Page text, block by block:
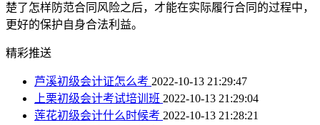
楚了怎样防范合同风险之后，才能在实际履行合同的过程中，
更好的保护自身合法利益。
精彩推送
芦溪初级会计证怎么考 2022-10-13 21:29:47
上栗初级会计考试培训班 2022-10-13 21:29:04
莲花初级会计什么时候考 2022-10-13 21:28:21